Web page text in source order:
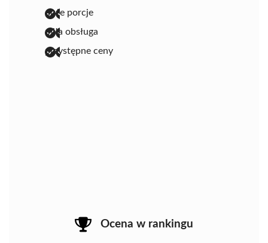
duże porcje
miła obsługa
przystępne ceny
Ocena w rankingu